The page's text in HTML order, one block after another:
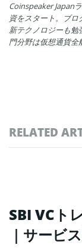
Coinspeaker Japan
資をスタート。ブ
新テクノロジーも
門分野は仮想通貨全
RELATED
SBI VCト
｜サービ